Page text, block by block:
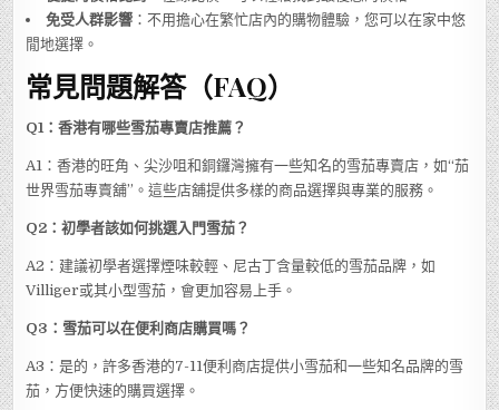
免受人群影響 ：不用擔心在繁忙店內的購物體驗，您可以在家中悠
閒地選擇。
常見問題解答（FAQ）
Q1：香港有哪些雪茄專賣店推薦？
A1：香港的旺角、尖沙咀和銅鑼灣擁有一些知名的雪茄專賣店，如“茄
世界雪茄專賣舖”。這些店舖提供多樣的商品選擇與專業的服務。
Q2：初學者該如何挑選入門雪茄？
A2：建議初學者選擇煙味較輕、尼古丁含量較低的雪茄品牌，如
Villiger或其小型雪茄，會更加容易上手。
Q3：雪茄可以在便利商店購買嗎？
A3：是的，許多香港的7-11便利商店提供小雪茄和一些知名品牌的雪
茄，方便快速的購買選擇。